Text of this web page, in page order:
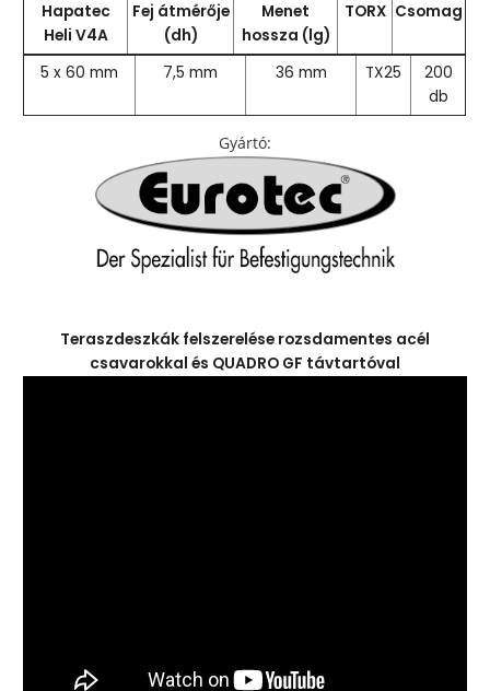
Hapatec
Heli V4A
Fej átmérője
(dh)
Menet
hossza (lg)
TORX Csomag
5 x 60 mm 7,5 mm 36 mm TX25
200
db
Gyártó:
Teraszdeszkák felszerelése rozsdamentes acél
csavarokkal és QUADRO GF távtartóval